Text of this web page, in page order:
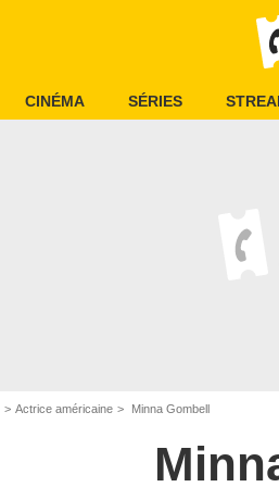
CINÉMA SÉRIES
Actrice américaine Minna Gombell